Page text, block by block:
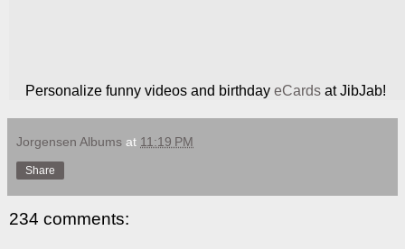
Personalize funny videos and birthday eCards at JibJab!
Jorgensen Albums at 11:19 PM
Share
234 comments: